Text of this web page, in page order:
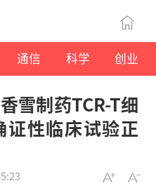
通信 科学 创业
雪制药TCR-T细
证性临床试验正